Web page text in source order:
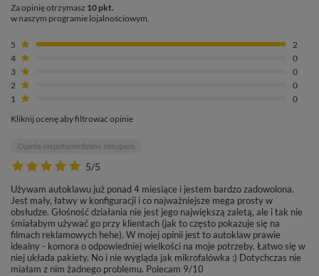
Za opinię otrzymasz 10 pkt.
w naszym programie lojalnościowym.
5
2
4
0
3
0
2
0
1
0
Kliknij ocenę aby filtrować opinie
5/5
Opinia niepotwierdzona zakupem
Używam autoklawu już ponad 4 miesiące i jestem bardzo zadowolona.
Jest mały, łatwy w konfiguracji i co najważniejsze mega prosty w
obsłudze. Głośność działania nie jest jego największą zaletą, ale i tak nie
śmiałabym używać go przy klientach (jak to często pokazuje się na
filmach reklamowych hehe). W mojej opinii jest to autoklaw prawie
idealny - komora o odpowiedniej wielkości na moje potrzeby. Łatwo się w
niej układa pakiety. No i nie wygląda jak mikrofalówka :) Dotychczas nie
miałam z nim żadnego problemu. Polecam 9/10